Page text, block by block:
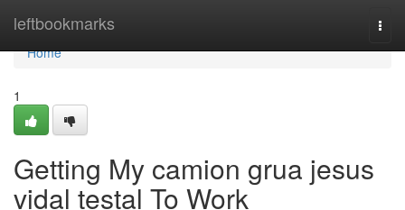
leftbookmarks
Home
Home
1
Getting My camion grua jesus
vidal testal To Work